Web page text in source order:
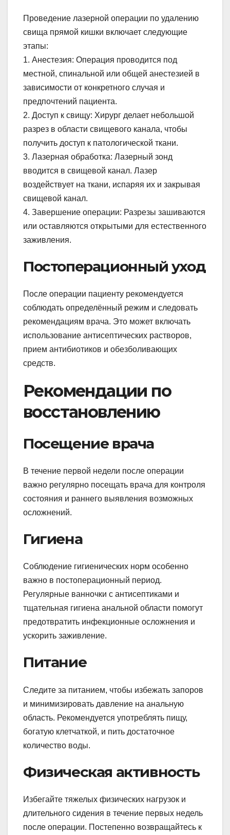
Проведение лазерной операции по удалению
свища прямой кишки включает следующие
этапы:
1. Анестезия: Операция проводится под
местной, спинальной или общей анестезией в
зависимости от конкретного случая и
предпочтений пациента.
2. Доступ к свищу: Хирург делает небольшой
разрез в области свищевого канала, чтобы
получить доступ к патологической ткани.
3. Лазерная обработка: Лазерный зонд
вводится в свищевой канал. Лазер
воздействует на ткани, испаряя их и закрывая
свищевой канал.
4. Завершение операции: Разрезы зашиваются
или оставляются открытыми для естественного
заживления.
Постоперационный уход
После операции пациенту рекомендуется
соблюдать определённый режим и следовать
рекомендациям врача. Это может включать
использование антисептических растворов,
прием антибиотиков и обезболивающих
средств.
Рекомендации по
восстановлению
Посещение врача
В течение первой недели после операции
важно регулярно посещать врача для контроля
состояния и раннего выявления возможных
осложнений.
Гигиена
Соблюдение гигиенических норм особенно
важно в постоперационный период.
Регулярные ванночки с антисептиками и
тщательная гигиена анальной области помогут
предотвратить инфекционные осложнения и
ускорить заживление.
Питание
Следите за питанием, чтобы избежать запоров
и минимизировать давление на анальную
область. Рекомендуется употреблять пищу,
богатую клетчаткой, и пить достаточное
количество воды.
Физическая активность
Избегайте тяжелых физических нагрузок и
длительного сидения в течение первых недель
после операции. Постепенно возвращайтесь к